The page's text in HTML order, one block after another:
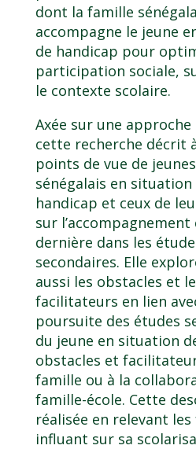
dont la famille
accompagne le jeune
de handicap pour
participation sociale,
le contexte scolaire.
Axée sur une
cette recherche décrit
points de vue de
sénégalais en situation
handicap et ceux de
sur
dernière dans les
secondaires. Elle
aussi les obstacles et
facilitateurs en lien
poursuite des études
du jeune en situation
obstacles et
famille ou à la
famille-école. Cette
réalisée en relevant
influant sur sa